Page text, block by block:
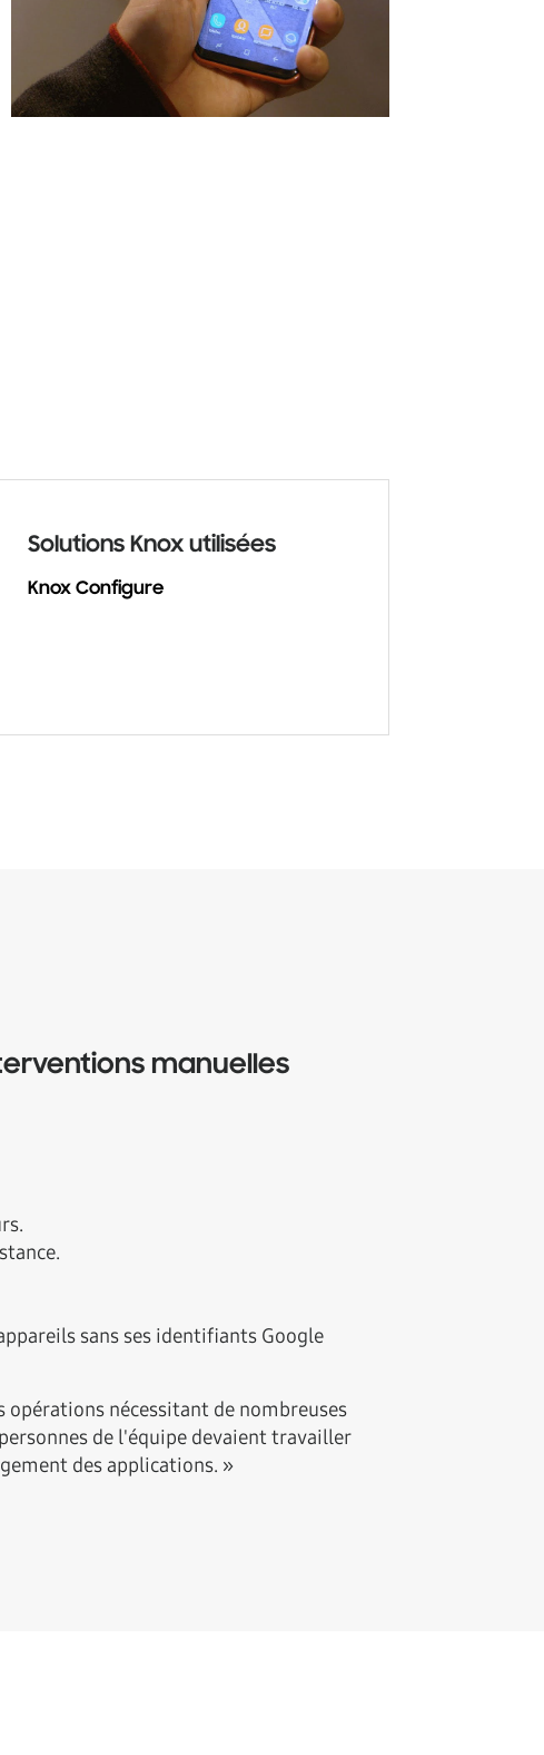
Solutions Knox utilisées
Knox Configure
manuelles
sans ses identifiants Google
nécessitant de nombreuses
de l'équipe devaient travailler
des applications. »